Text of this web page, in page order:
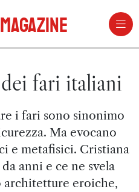
Magazine
fari italiani
i fari sono sinonimo
Ma evocano
e metafisici. Cristiana
anni e ce ne svela
architetture eroiche,